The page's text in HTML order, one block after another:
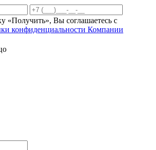
«Получить», Вы соглашаетесь c
конфиденциальности Компании